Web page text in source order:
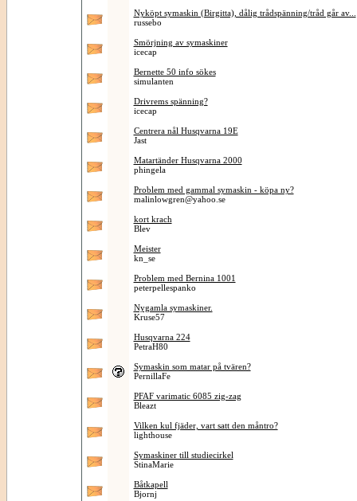
Nyköpt symaskin (Birgitta), dålig trådspänning/tråd går av...
russebo
Smörjning av symaskiner
icecap
Bernette 50 info sökes
simulanten
Drivrems spänning?
icecap
Centrera nål Husqvarna 19E
Jast
Matartänder Husqvarna 2000
phingela
Problem med gammal symaskin - köpa ny?
malinlowgren@yahoo.se
kort krach
Blev
Meister
kn_se
Problem med Bernina 1001
peterpellespanko
Nygamla symaskiner.
Kruse57
Husqvarna 224
PetraH80
Symaskin som matar på tvären?
PernillaFe
PFAF varimatic 6085 zig-zag
Bleazt
Vilken kul fjäder, vart satt den måntro?
lighthouse
Symaskiner till studiecirkel
StinaMarie
Båtkapell
Bjornj